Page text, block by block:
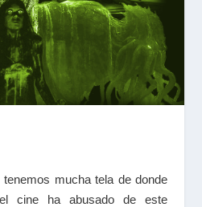
mucha tela de donde
cine ha abusado de este